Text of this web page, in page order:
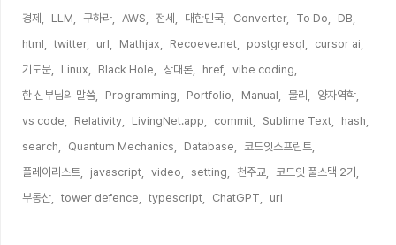
경제,
LLM, 구하라, AWS, 전세, 대한민국, Converter, To Do,
DB,
html,
twitter, url, Mathjax, Recoeve.net, postgresql,
cursor ai,
기도문,
Linux, Black Hole, 상대론, href,
vibe coding,
한 신부님의 말씀,
Programming, Portfolio, Manual, 물리,
양자역학,
vs code,
Relativity, LivingNet.app, commit, Sublime Text,
hash,
search,
Quantum Mechanics, Database,
코드잇스프린트,
플레이리스트,
javascript, video, setting, 천주교,
코드잇 풀스택 2기,
부동산,
tower defence, typescript, ChatGPT, uri,